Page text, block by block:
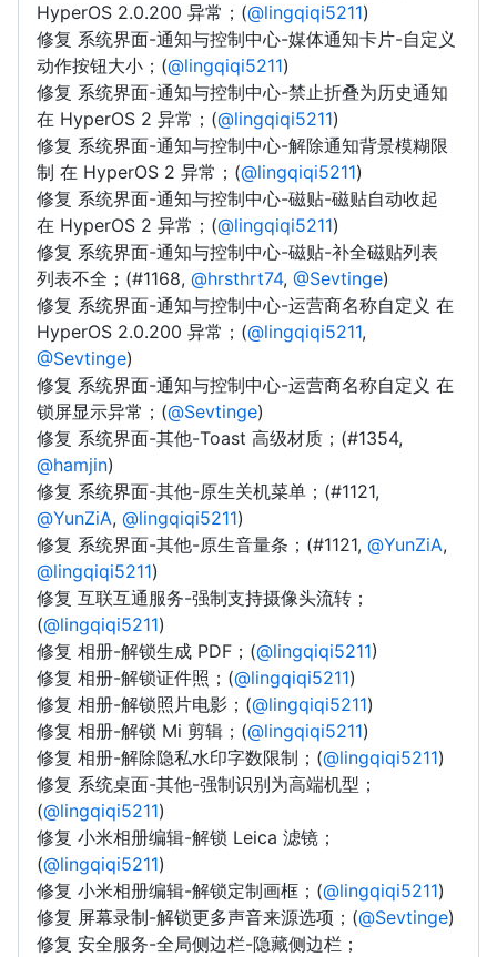
HyperOS 2.0.200 异常；(@lingqiqi5211)
修复 系统界面-通知与控制中心-媒体通知卡片-自定义
动作按钮大小；(@lingqiqi5211)
修复 系统界面-通知与控制中心-禁止折叠为历史通知
在 HyperOS 2 异常；(@lingqiqi5211)
修复 系统界面-通知与控制中心-解除通知背景模糊限
制 在 HyperOS 2 异常；(@lingqiqi5211)
修复 系统界面-通知与控制中心-磁贴-磁贴自动收起
在 HyperOS 2 异常；(@lingqiqi5211)
修复 系统界面-通知与控制中心-磁贴-补全磁贴列表
列表不全；(#1168, @hrsthrt74, @Sevtinge)
修复 系统界面-通知与控制中心-运营商名称自定义 在
HyperOS 2.0.200 异常；(@lingqiqi5211,
@Sevtinge)
修复 系统界面-通知与控制中心-运营商名称自定义 在
锁屏显示异常；(@Sevtinge)
修复 系统界面-其他-Toast 高级材质；(#1354,
@hamjin)
修复 系统界面-其他-原生关机菜单；(#1121,
@YunZiA, @lingqiqi5211)
修复 系统界面-其他-原生音量条；(#1121, @YunZiA,
@lingqiqi5211)
修复 互联互通服务-强制支持摄像头流转；
(@lingqiqi5211)
修复 相册-解锁生成 PDF；(@lingqiqi5211)
修复 相册-解锁证件照；(@lingqiqi5211)
修复 相册-解锁照片电影；(@lingqiqi5211)
修复 相册-解锁 Mi 剪辑；(@lingqiqi5211)
修复 相册-解除隐私水印字数限制；(@lingqiqi5211)
修复 系统桌面-其他-强制识别为高端机型；
(@lingqiqi5211)
修复 小米相册编辑-解锁 Leica 滤镜；
(@lingqiqi5211)
修复 小米相册编辑-解锁定制画框；(@lingqiqi5211)
修复 屏幕录制-解锁更多声音来源选项；(@Sevtinge)
修复 安全服务-全局侧边栏-隐藏侧边栏；